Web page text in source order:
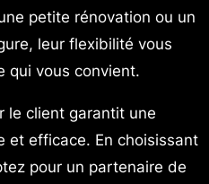
petite rénovation ou un
leur flexibilité vous
qui vous convient.
le client garantit une
et efficace. En choisissant
pour un partenaire de